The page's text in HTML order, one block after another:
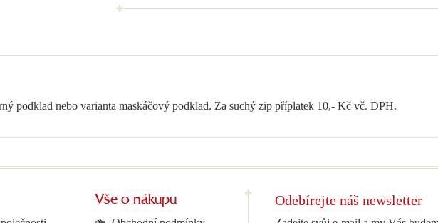
podklad nebo varianta maskáčový podklad. Za suchý zip příplatek 10,- Kč vč. DPH.
Vše o nákupu Odebírejte náš newsletter